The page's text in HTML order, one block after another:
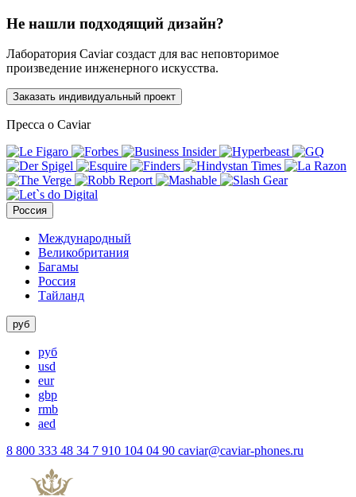
Не нашли подходящий дизайн?
Лаборатория Caviar создаст для вас неповторимое
произведение инженерного искусства.
Заказать индивидуальный проект
Пресса о Caviar
Россия
Международный
Великобритания
Багамы
Россия
Тайланд
руб
руб
usd
eur
gbp
rmb
aed
8 800 333 48 34 7 910 104 04 90 caviar@caviar-phones.ru